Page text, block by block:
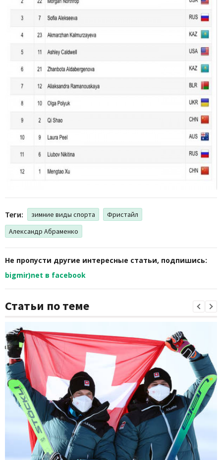
Теги: зимние виды спорта
Фристайл
Александр Абраменко
Не пропусти другие интересные статьи, подпишись:
bigmir)net в facebook
Статьи по теме